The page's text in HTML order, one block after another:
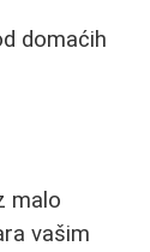
domaćih
malo
vašim